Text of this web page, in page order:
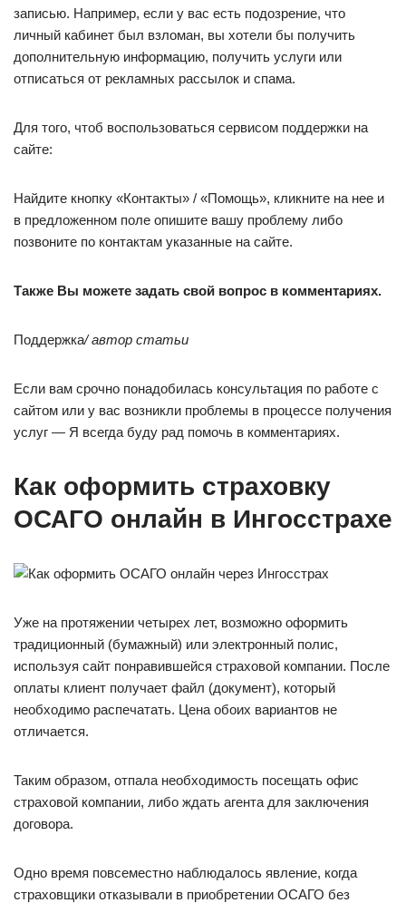
записью. Например, если у вас есть подозрение, что
личный кабинет был взломан, вы хотели бы получить
дополнительную информацию, получить услуги или
отписаться от рекламных рассылок и спама.
Для того, чтоб воспользоваться сервисом поддержки на
сайте:
Найдите кнопку «Контакты» / «Помощь», кликните на нее и
в предложенном поле опишите вашу проблему либо
позвоните по контактам указанные на сайте.
Также Вы можете задать свой вопрос в комментариях.
Поддержка/ автор статьи
Если вам срочно понадобилась консультация по работе с
сайтом или у вас возникли проблемы в процессе получения
услуг — Я всегда буду рад помочь в комментариях.
Как оформить страховку
ОСАГО онлайн в Ингосстрахе
Уже на протяжении четырех лет, возможно оформить
традиционный (бумажный) или электронный полис,
используя сайт понравившейся страховой компании. После
оплаты клиент получает файл (документ), который
необходимо распечатать. Цена обоих вариантов не
отличается.
Таким образом, отпала необходимость посещать офис
страховой компании, либо ждать агента для заключения
договора.
Одно время повсеместно наблюдалось явление, когда
страховщики отказывали в приобретении ОСАГО без